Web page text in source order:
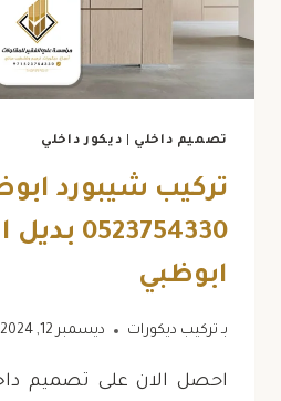
تصميم داخلي ديكور داخلي
تركيب شيبورد
ابوظبي
بـ تركيب ديكورات ديسمبر 12, 2024
احصل الان على تصميم